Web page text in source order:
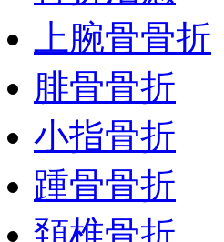
上腕骨骨折
腓骨骨折
小指骨折
踵骨骨折
頚椎骨折